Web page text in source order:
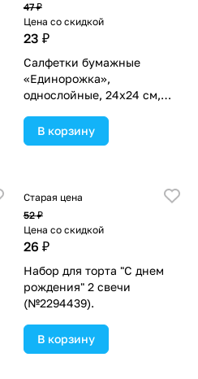
47 ₽
Цена со скидкой
23 ₽
Салфетки бумажные
«Единорожка»,
однослойные, 24х24 см,
В корзину
Старая цена
52 ₽
Цена со скидкой
26 ₽
Набор для торта "С днем
рождения" 2 свечи
(№2294439).
В корзину